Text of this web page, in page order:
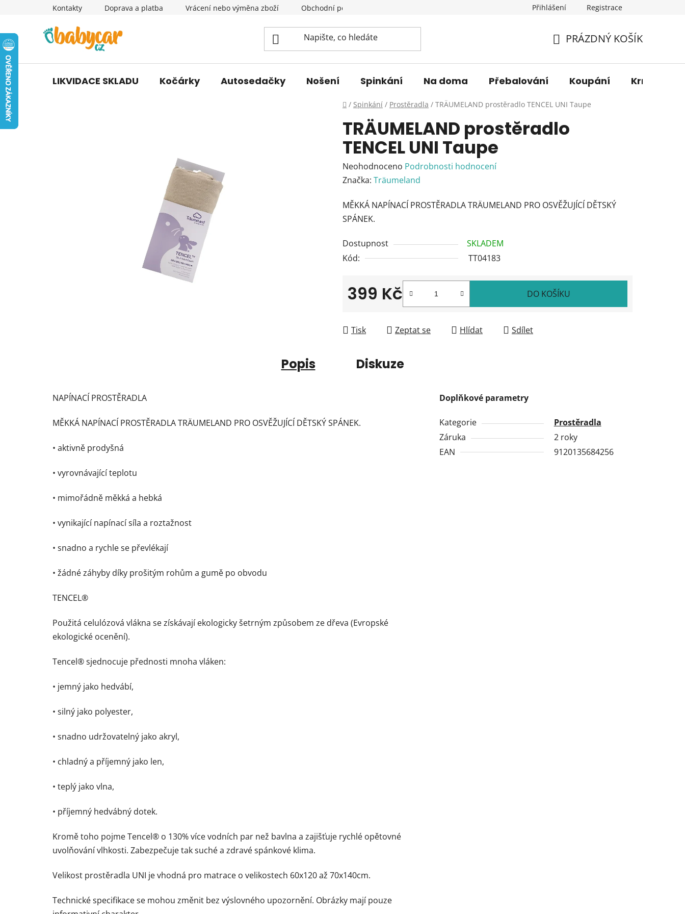
Kontakty Doprava a platba Vrácení nebo výměna zboží Obchodní podmínky Věrnostní sleva O nás
Přihlášení Registrace
KOŠÍK
PRÁZDNÝ KOŠÍK
LIKVIDACE SKLADU Kočárky Autosedačky Nošení Spinkání Na doma Přebalování Koupání Krmení
Domů
/ Spinkání / Prostěradla / TRÄUMELAND prostěradlo TENCEL UNI Taupe
TRÄUMELAND prostěradlo
TENCEL UNI Taupe
Průměrné
hodnocení
je
0,0
5
hvězdiček.
Neohodnoceno Podrobnosti hodnocení
Značka: Träumeland
MĚKKÁ NAPÍNACÍ PROSTĚRADLA TRÄUMELAND PRO OSVĚŽUJÍCÍ DĚTSKÝ
SPÁNEK.
Dostupnost
SKLADEM
Kód:
TT04183
399 Kč DO KOŠÍKU
Tisk Zeptat se Hlídat Sdílet
Popis Diskuze
NAPÍNACÍ PROSTĚRADLA
MĚKKÁ NAPÍNACÍ PROSTĚRADLA TRÄUMELAND PRO OSVĚŽUJÍCÍ DĚTSKÝ SPÁNEK.
• aktivně prodyšná
• vyrovnávající teplotu
• mimořádně měkká a hebká
• vynikající napínací síla a roztažnost
• snadno a rychle se převlékají
• žádné záhyby díky prošitým rohům a gumě po obvodu
TENCEL®
Použitá celulózová vlákna se získávají ekologicky šetrným způsobem ze dřeva (Evropské
ekologické ocenění).
Tencel® sjednocuje přednosti mnoha vláken:
• jemný jako hedvábí,
• silný jako polyester,
• snadno udržovatelný jako akryl,
• chladný a příjemný jako len,
• teplý jako vlna,
• příjemný hedvábný dotek.
Kromě toho pojme Tencel® o 130% více vodních par než bavlna a zajišťuje rychlé opětovné
uvolňování vlhkosti. Zabezpečuje tak suché a zdravé spánkové klima.
Velikost prostěradla UNI je vhodná pro matrace o velikostech 60x120 až 70x140cm.
Technické specifikace se mohou změnit bez výslovného upozornění. Obrázky mají pouze
Doplňkové parametry
Kategorie
Prostěradla
Záruka
2 roky
EAN
9120135684256